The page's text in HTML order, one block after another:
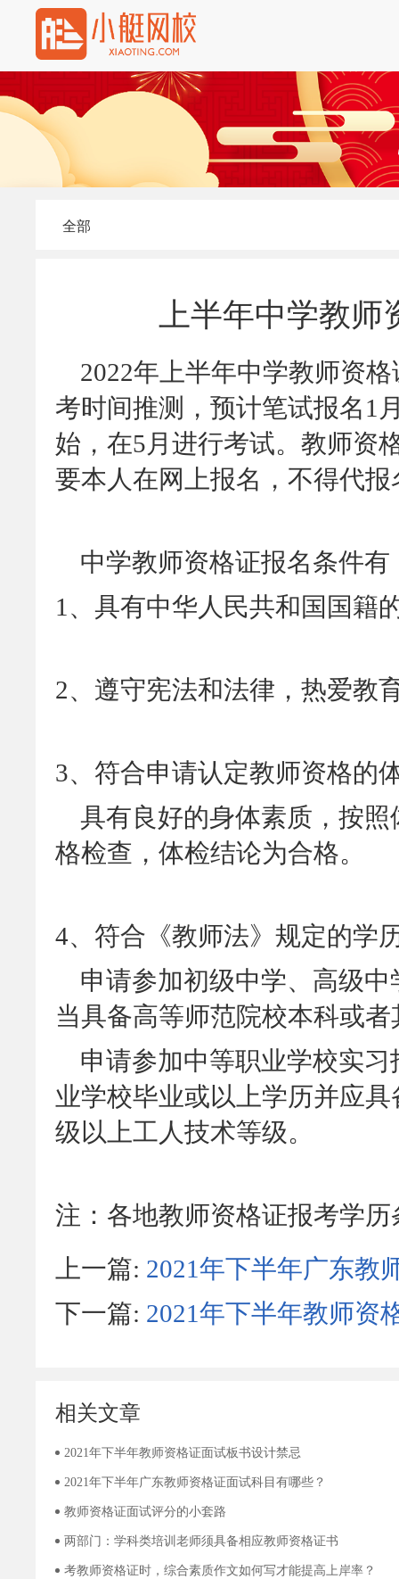
全部
上半年中学教
2022年上半年中学教师资
考时间推测，预计笔试报名1
始，在5月进行考试。教师资
要本人在网上报名，不得代报
中学教师资格证报名条件有
1、具有中华人民共和国国籍
2、遵守宪法和法律，热爱教
3、符合申请认定教师资格的
具有良好的身体素质，按照
格检查，体检结论为合格。
4、符合《教师法》规定的学
申请参加初级中学、高级中
当具备高等师范院校本科或
申请参加中等职业学校实习
业学校毕业或以上学历并应
级以上工人技术等级。
注：各地教师资格证报考学
上一篇: 2021年下半年广东教
下一篇: 2021年下半年教师资
相关文章
2021年下半年教师资格证面试板书设计禁忌
2021年下半年广东教师资格证面试科目有哪些？
教师资格证面试评分的小套路
两部门：学科类培训老师须具备相应教师资格证书
考教师资格证时，综合素质作文如何写才能提高上岸率？